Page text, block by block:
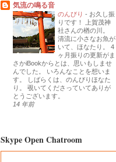
気流の鳴る音
のんびり - お久し振
りです！ 上賀茂神
社さんの楢の川。
清流に小さなお魚が
いて、ほなたり。 4
ヶ月振りの更新がま
さかiBookからとは、思いもしませ
んでした。 いろんなことを想いま
す。 しばらくは、のんびりほなた
り。 覗いてくださっていてありが
とうございます。
14 年前
Skype Open Chatroom